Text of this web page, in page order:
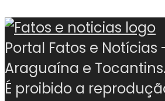
Portal Fatos e
Araguaína e Tocantins.
É proibido a